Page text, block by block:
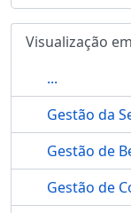
Visualização
...
Gestão de
Gestão de